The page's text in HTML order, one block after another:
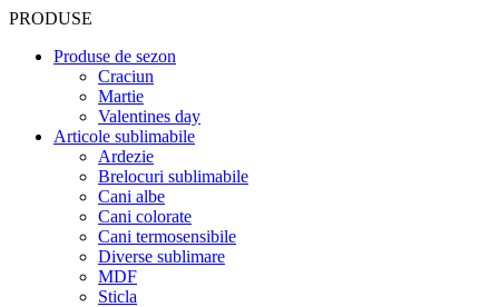
PRODUSE
Produse de sezon
Craciun
Martie
Valentines day
Articole sublimabile
Ardezie
Brelocuri sublimabile
Cani albe
Cani colorate
Cani termosensibile
Diverse sublimare
MDF
Sticla